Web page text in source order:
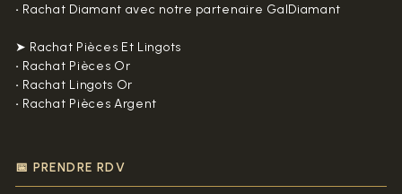
• Rachat Diamant avec notre partenaire GalDiamant
➤ Rachat Pièces Et Lingots
• Rachat Pièces Or
• Rachat Lingots Or
• Rachat Pièces Argent
📅 PRENDRE RDV